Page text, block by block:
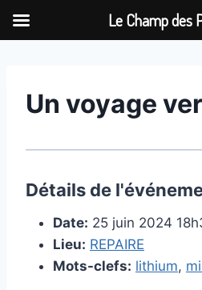
contenuUn voyage
Détails de
Date: 25 juin 2024
Lieu: REPAIRE
Mots-clefs: lithium,
Le Champ des